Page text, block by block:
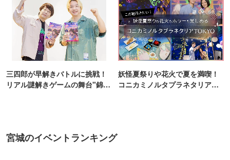
三四郎が早解きバトルに挑戦！
リアル謎解きゲームの舞台"錦糸
妖怪夏祭りや花火で夏を満喫！
コニカミノルタプラネタリア
宮城のイベントランキング